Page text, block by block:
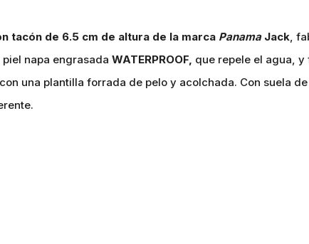
tacón de 6.5 cm de altura de la marca PanamaJack,
piel napa engrasada WATERPROOF, que repele el agua, y
una plantilla forrada de pelo y acolchada. Con suela